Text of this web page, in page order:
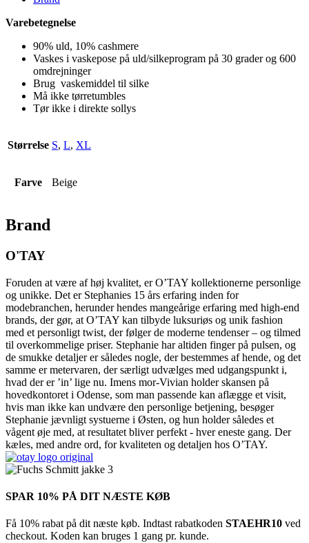
Varebetegnelse
90% uld, 10% cashmere
Vaskes i vaskepose på uld/silkeprogram på 30 grader og 600
omdrejninger
Brug vaskemiddel til silke
Må ikke tørretumbles
Tør ikke i direkte sollys
Størrelse S, L, XL
Farve Beige
Brand
O'TAY
Foruden at være af høj kvalitet, er O’TAY kollektionerne personlige
og unikke. Det er Stephanies 15 års erfaring inden for
modebranchen, herunder hendes mangeårige erfaring med high-end
brands, der gør, at O’TAY kan tilbyde luksuriøs og unik fashion
med et personligt twist, der følger de moderne tendenser – og tilmed
til overkommelige priser. Stephanie har altiden finger på pulsen, og
de smukke detaljer er således nogle, der bestemmes af hende, og det
samme er metervaren, der særligt udvælges med udgangspunkt i,
hvad der er ’in’ lige nu. Imens mor-Vivian holder skansen på
hovedkontoret i Odense, som man passende kan aflægge et visit,
hvis man ikke kan undvære den personlige betjening, besøger
Stephanie jævnligt systuerne i Østen, og hun holder således et
vågent øje med, at resultatet bliver perfekt - hver eneste gang. Der
kæles, med andre ord, for kvaliteten og detaljen hos O’TAY.
SPAR 10% PÅ DIT NÆSTE KØB
Få 10% rabat på dit næste køb. Indtast rabatkoden STAEHR10 ved
checkout. Koden kan bruges 1 gang pr. kunde.